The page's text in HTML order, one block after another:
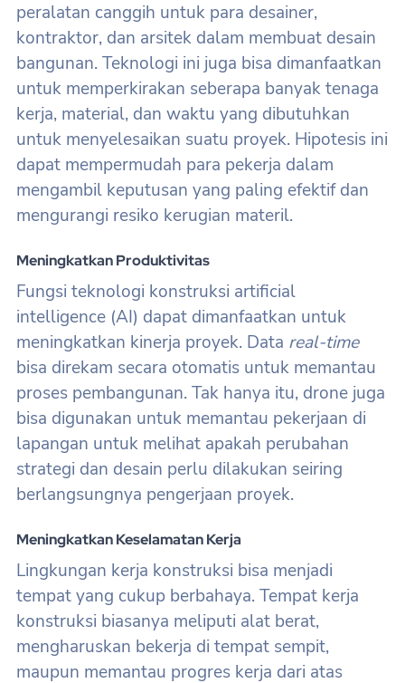
peralatan canggih untuk para desainer,
kontraktor, dan arsitek dalam membuat desain
bangunan. Teknologi ini juga bisa dimanfaatkan
untuk memperkirakan seberapa banyak tenaga
kerja, material, dan waktu yang dibutuhkan
untuk menyelesaikan suatu proyek. Hipotesis ini
dapat mempermudah para pekerja dalam
mengambil keputusan yang paling efektif dan
mengurangi resiko kerugian materil.
Meningkatkan Produktivitas
Fungsi teknologi konstruksi artificial
intelligence (AI) dapat dimanfaatkan untuk
meningkatkan kinerja proyek. Data real-time
bisa direkam secara otomatis untuk memantau
proses pembangunan. Tak hanya itu, drone juga
bisa digunakan untuk memantau pekerjaan di
lapangan untuk melihat apakah perubahan
strategi dan desain perlu dilakukan seiring
berlangsungnya pengerjaan proyek.
Meningkatkan Keselamatan Kerja
Lingkungan kerja konstruksi bisa menjadi
tempat yang cukup berbahaya. Tempat kerja
konstruksi biasanya meliputi alat berat,
mengharuskan bekerja di tempat sempit,
maupun memantau progres kerja dari atas